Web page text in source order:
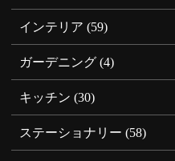
インテリア (59)
ガーデニング (4)
キッチン (30)
ステーショナリー (58)